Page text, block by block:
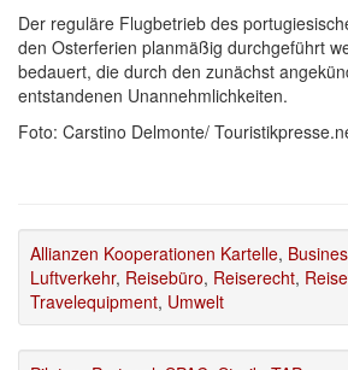
Der reguläre Flugbetrieb des
den Osterferien planmäßig durchgeführt
bedauert, die durch den zunächst
entstandenen Unannehmlichkeiten.
Foto: Carstino Delmonte/
Allianzen Kooperationen Kartelle,
Luftverkehr, Reisebüro, Reiserecht,
Travelequipment, Umwelt